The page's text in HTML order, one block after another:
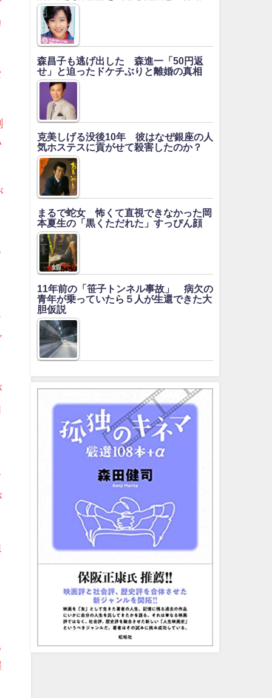
森昌子も逃げ出した 森進一「50円返
せ」と迫ったドケチぶりと離婚の真相
克美しげる没後10年 彼はなぜ銀座の人
気ホステスに貢がせて殺害したのか？
まるで蛇女 怖くて直視できなかった岡
本夏生の「黒くただれた」すっぴん顔
11年前の「笹子トンネル事故」 病欠の
青年が乗っていたら５人が生還できた大
胆仮説